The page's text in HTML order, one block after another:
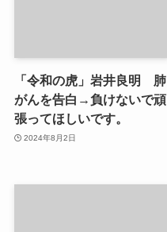
「令和の虎」岩井良明 肺
がんを告白→負けないで頑
張ってほしいです。
2024年8月2日